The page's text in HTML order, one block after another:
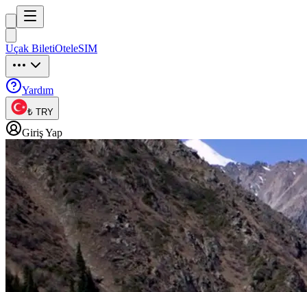
Tripuck
Uçak BiletiOteleSIM
Yardım
₺ TRY
Giriş Yap